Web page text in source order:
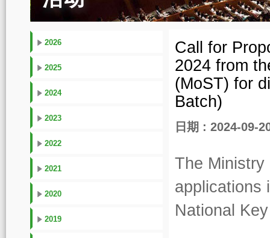
2026
2025
2024
2023
2022
2021
2020
2019
Call for
2024 from
(MoST) for
Batch)
日期 : 2024-09-
The Ministry
applications
National